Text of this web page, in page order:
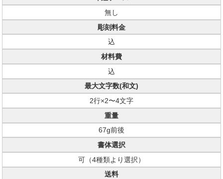
無し
彫刻料金
込
材料費
込
最大文字数(和文)
2行×2〜4文字
重量
67g前後
書体選択
可（4種類より選択）
送料